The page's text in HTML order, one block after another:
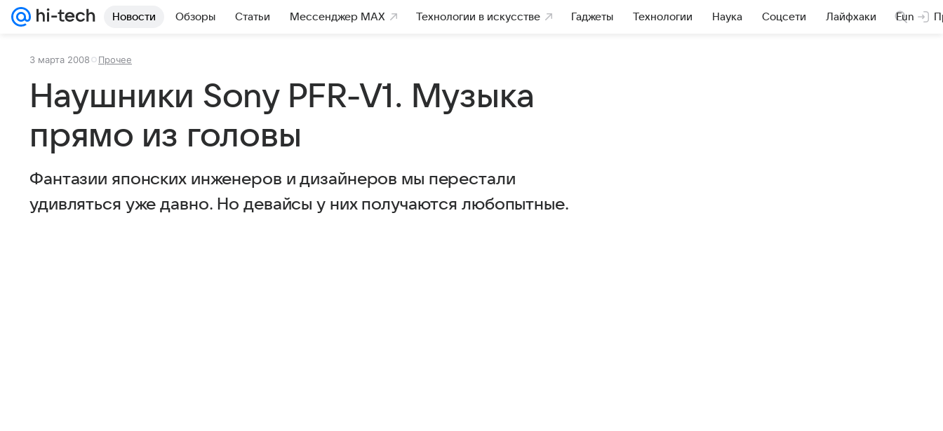
Новости Обзоры Статьи Мессенджер MAX Технологии в искусстве Гаджеты Технологии Наука Соцсети Лайфхаки Fun
3 марта 2008 Прочее
Наушники Sony PFR-V1. Музыка
прямо из головы
Фантазии японских инженеров и дизайнеров мы перестали
удивляться уже давно. Но девайсы у них получаются любопытные.